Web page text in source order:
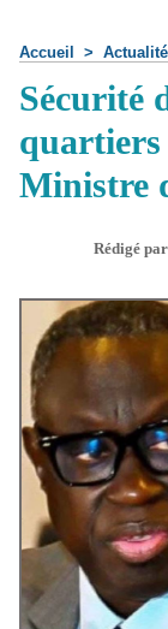
Accueil >
Sécurité
Ministre
Rédigé